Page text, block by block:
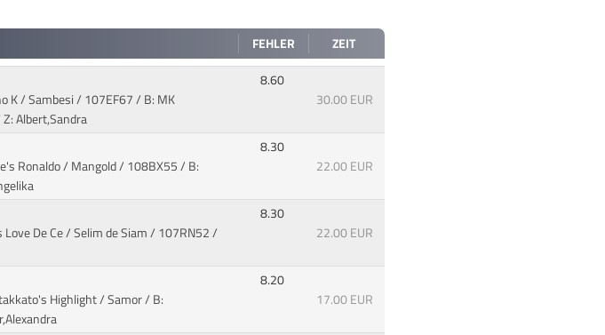
FEHLER
ZEIT
K / Sambesi/ 107EF67 / B: MK
Albert,Sandra
8.60
30.00 EUR
Ronaldo / Mangold/ 108BX55 / B:
8.30
22.00 EUR
De Ce / Selim de Siam/ 107RN52 /
8.30
22.00 EUR
Highlight / Samor/ B:
8.20
17.00 EUR